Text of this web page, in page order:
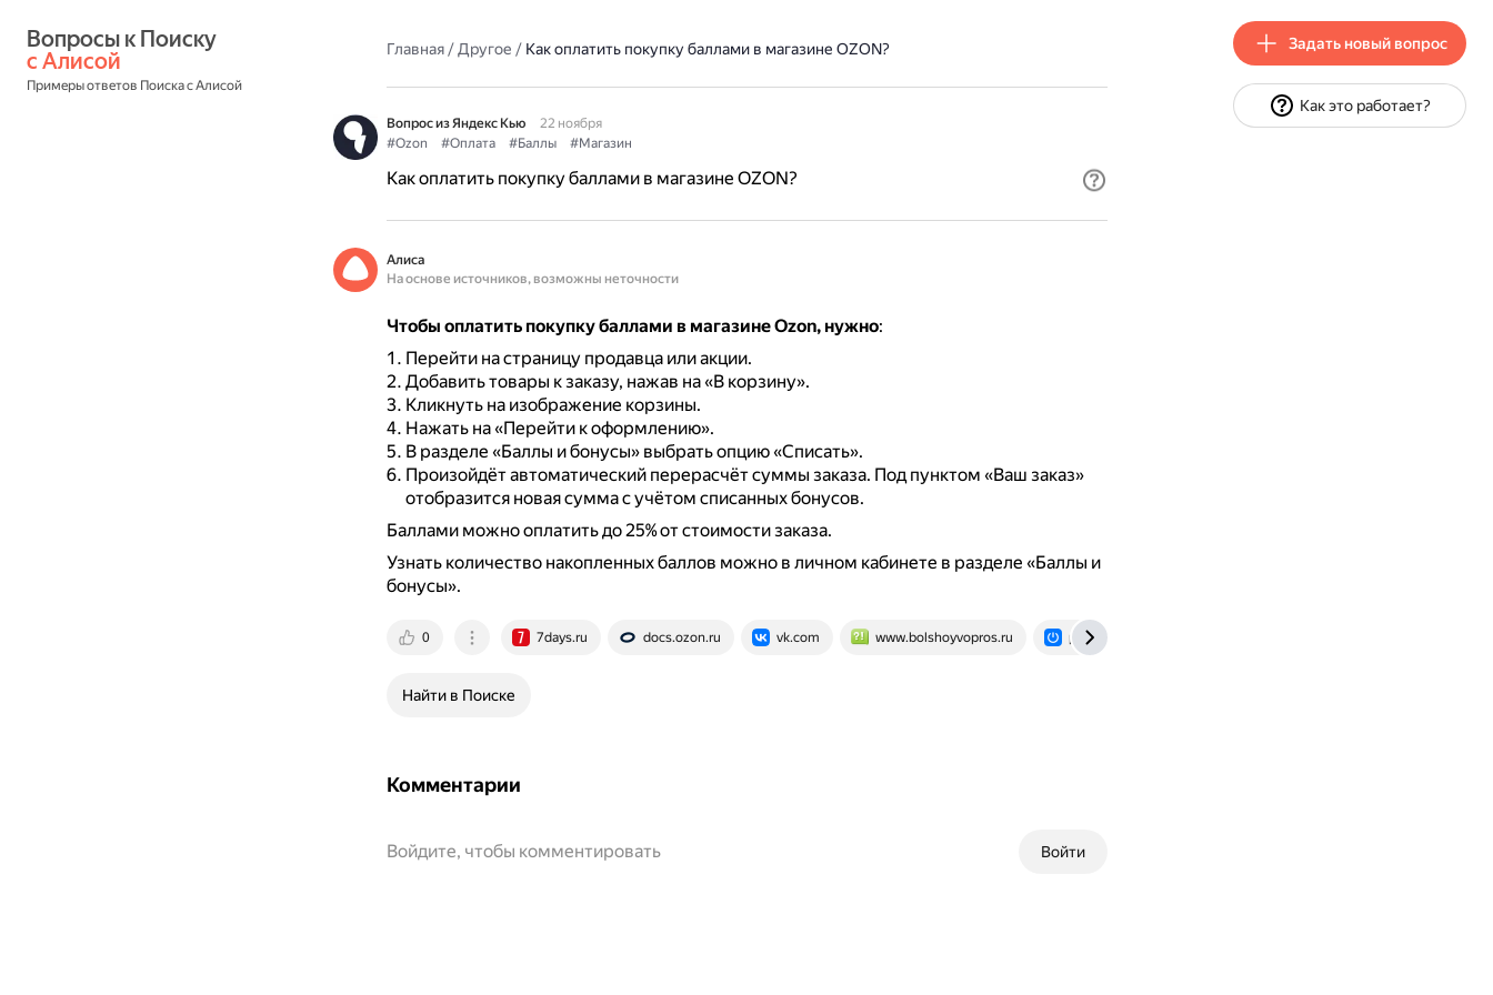
с Алисой
Примеры ответов Поиска с Алисой
Главная/Другое / Как оплатить покупку баллами в магазине OZON?
Вопрос из Яндекс Кью
22 ноября
#Ozon
#Оплата #Баллы #Магазин
Как оплатить покупку баллами в магазине OZON?
Алиса
На основе источников, возможны неточности
Чтобы оплатить покупку баллами в магазине Ozon, нужно:
Перейти на страницу продавца или акции.
Добавить товары к заказу, нажав на «В корзину».
Кликнуть на изображение корзины.
Нажать на «Перейти к оформлению».
В разделе «Баллы и бонусы» выбрать опцию «Списать».
Произойдёт автоматический перерасчёт суммы заказа. Под пунктом «Ваш заказ»
отобразится новая сумма с учётом списанных бонусов.
Баллами можно оплатить до 25% от стоимости заказа.
Узнать количество накопленных баллов можно в личном кабинете в разделе «Баллы и
бонусы».
0 7days.ru docs.ozon.ru vk.com www.bolshoyvopros.ru promocodes.hi-tech.mail.ru
Найти в Поиске
Комментарии
Войти
Войдите, чтобы комментировать
Задать новый вопрос
Как это работает?